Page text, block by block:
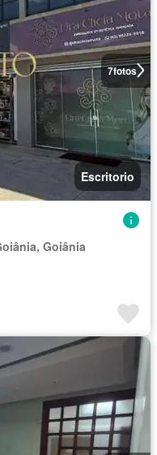
7fotos
Escritorio
Goiânia